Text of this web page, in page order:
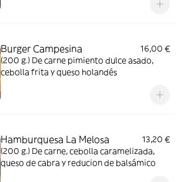
Burger Campesina
16,00 €
(200 g.) De carne pimiento dulce asado,
cebolla frita y queso holandés
Hamburquesa La Melosa
13,20 €
(200 g.) De carne, cebolla caramelizada,
queso de cabra y reducion de balsámico